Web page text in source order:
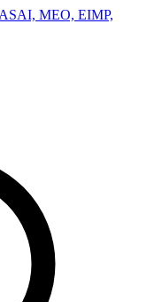
MEO, EIMP,